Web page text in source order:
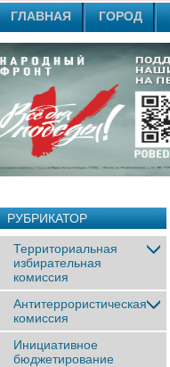
ГЛАВНАЯ ГОРОД
РУБРИКАТОР
Территориальная
избирательная
комиссия
Антитеррористическая
комиссия
Инициативное
бюджетирование